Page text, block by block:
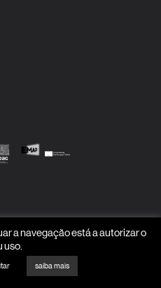
a navegação está a autorizar o
uso.
saiba mais